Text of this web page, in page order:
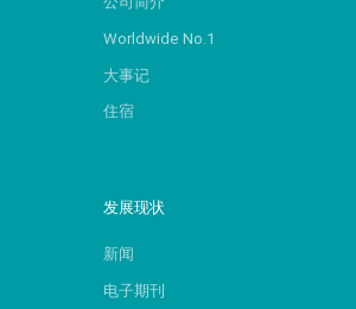
Worldwide No.1
大事记
住宿
发展现状
新闻
电子期刊